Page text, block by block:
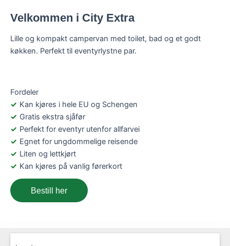
Velkommen i City Extra
Lille og kompakt campervan med toilet, bad og et godt
køkken. Perfekt til eventyrlystne par.
Fordeler
Kan kjøres i hele EU og Schengen
Gratis ekstra sjåfør
Perfekt for eventyr utenfor allfarvei
Egnet for ungdommelige reisende
Liten og lettkjørt
Kan kjøres på vanlig førerkort
Bestill her